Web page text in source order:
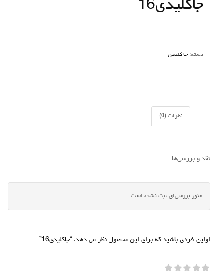
جاکلیدی16
دسته: جا کلیدی
نظرات (0)
نقد و بررسی‌ها
هنوز بررسی‌ای ثبت نشده است.
اولین فردی باشید که برای این محصول نظر می دهد. “جاکلیدی16”
1
2
3
4
5